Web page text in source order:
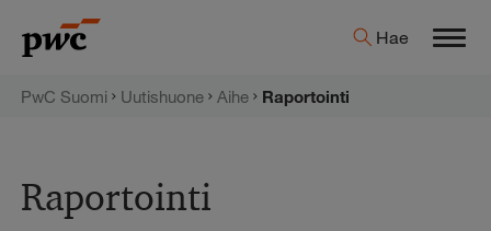
sisältöön
PwC:n
Hae
PwC Suomi Uutishuone Aihe Raportointi
Raportointi